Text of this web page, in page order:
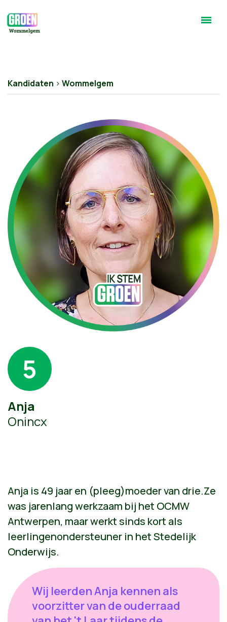
Kandidaten > Wommelgem
5
Anja
Onincx
Anja is 49 jaar en (pleeg)moeder van drie.Ze
was jarenlang werkzaam bij het OCMW
Antwerpen, maar werkt sinds kort als
leerlingenondersteuner in het Stedelijk
Onderwijs.
Wij leerden Anja kennen als
voorzitter van de ouderraad